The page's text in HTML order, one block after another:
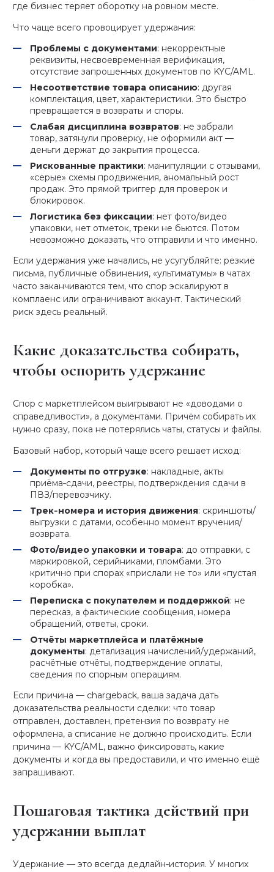
где бизнес теряет оборотку на ровном месте.
Что чаще всего провоцирует удержания:
Проблемы с документами: некорректные
реквизиты, несвоевременная верификация,
отсутствие запрошенных документов по KYC/AML.
Несоответствие товара описанию: другая
комплектация, цвет, характеристики. Это быстро
превращается в возвраты и споры.
Слабая дисциплина возвратов: не забрали
товар, затянули проверку, не оформили акт —
деньги держат до закрытия процесса.
Рискованные практики: манипуляции с отзывами,
«серые» схемы продвижения, аномальный рост
продаж. Это прямой триггер для проверок и
блокировок.
Логистика без фиксации: нет фото/видео
упаковки, нет отметок, треки не бьются. Потом
невозможно доказать, что отправили и что именно.
Если удержания уже начались, не усугубляйте: резкие
письма, публичные обвинения, «ультиматумы» в чатах
часто заканчиваются тем, что спор эскалируют в
комплаенс или ограничивают аккаунт. Тактический
риск здесь реальный.
Какие доказательства собирать,
чтобы оспорить удержание
Спор с маркетплейсом выигрывают не «доводами о
справедливости», а документами. Причём собирать их
нужно сразу, пока не потерялись чаты, статусы и файлы.
Базовый набор, который чаще всего решает исход:
Документы по отгрузке: накладные, акты
приёма‑сдачи, реестры, подтверждения сдачи в
ПВЗ/перевозчику.
Трек‑номера и история движения: скриншоты/
выгрузки с датами, особенно момент вручения/
возврата.
Фото/видео упаковки и товара: до отправки, с
маркировкой, серийниками, пломбами. Это
критично при спорах «прислали не то» или «пустая
коробка».
Переписка с покупателем и поддержкой: не
пересказ, а фактические сообщения, номера
обращений, ответы, сроки.
Отчёты маркетплейса и платёжные
документы: детализация начислений/удержаний,
расчётные отчёты, подтверждение оплаты,
сведения по спорным операциям.
Если причина — chargeback, ваша задача дать
доказательства реальности сделки: что товар
отправлен, доставлен, претензия по возврату не
оформлена, а списание не должно происходить. Если
причина — KYC/AML, важно фиксировать, какие
документы и когда вы предоставили, и что именно ещё
запрашивают.
Пошаговая тактика действий при
удержании выплат
Удержание — это всегда дедлайн‑история. У многих